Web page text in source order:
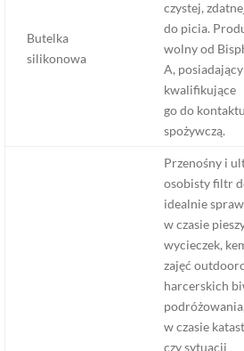
Butelka
silikonowa
czystej,
do picia.
wolny od
A,
kwalifikujące
go do
spożywczą.
Przenośny i
osobisty filtr
idealnie
w czasie
wycieczek,
zajęć
harcerskich
w czasie
czy sytuacji